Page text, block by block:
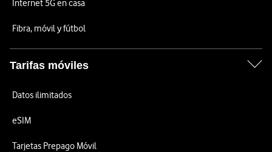
Internet 5G en casa
Fibra, móvil y fútbol
Tarifas móviles
Datos ilimitados
eSIM
Tarjetas Prepago Móvil